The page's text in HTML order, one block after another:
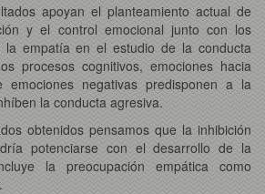
apoyan el planteamiento actual de
y el control emocional junto con los
la empatía en el estudio de la conducta
procesos cognitivos, emociones hacia
negativas predisponen a la
la conducta agresiva.
obtenidos pensamos que la inhibición
potenciarse con el desarrollo de la
la preocupación empática como